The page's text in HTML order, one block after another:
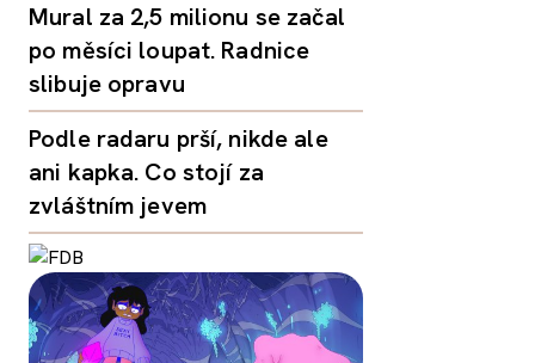
Mural za 2,5 milionu se začal
po měsíci loupat. Radnice
slibuje opravu
Podle radaru prší, nikde ale
ani kapka. Co stojí za
zvláštním jevem